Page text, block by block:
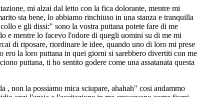
mi alzai dal letto con la fica dolorante, mentre mi
sta bene, lo abbiamo rinchiuso in una stanza e tranquilla
e gli dissi:" sono la vostra puttana potete fare di me
e mentre lo facevo l'odore di quegli uomini su di me mi
di riposare, riordinare le idee, quando uno di loro mi prese
ero la loro puttana in quei giorni si sarebbero divertiti con me
puttana, ti ho sentito godere come una assatanata questa
, non la possiamo mica sciupare, ahahah" cosi andammo